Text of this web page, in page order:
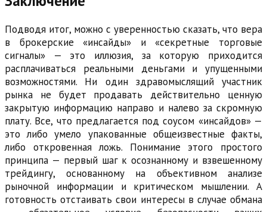
Подводя итог, можно с уверенностью сказать, что вера
в брокерские «инсайды» и «секретные торговые
сигналы» — это иллюзия, за которую приходится
расплачиваться реальными деньгами и упущенными
возможностями. Ни один здравомыслящий участник
рынка не будет продавать действительно ценную
закрытую информацию направо и налево за скромную
плату. Все, что предлагается под соусом «инсайдов» —
это либо умело упакованные общеизвестные факты,
либо откровенная ложь. Понимание этого простого
принципа — первый шаг к осознанному и взвешенному
трейдингу, основанному на объективном анализе
рыночной информации и критическом мышлении. А
готовность отстаивать свои интересы в случае обмана